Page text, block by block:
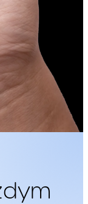
wartości
w skali
stosunku do
okresu
wzrost cen i
o
niż 0,5% (pół
procentowego)w
do poprzednio
kwartalnego
cen i usług